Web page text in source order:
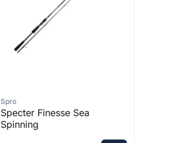
Spro
Specter Finesse Sea
Spinning